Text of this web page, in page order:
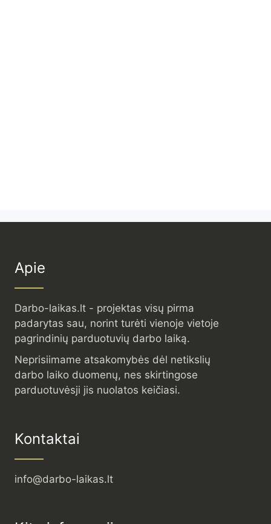
Apie
Darbo-laikas.lt - projektas visų pirma
padarytas sau, norint turėti vienoje vietoje
pagrindinių parduotuvių darbo laiką.
Neprisiimame atsakomybės dėl netikslių
darbo laiko duomenų, nes skirtingose
parduotuvėsji jis nuolatos keičiasi.
Kontaktai
info@darbo-laikas.lt